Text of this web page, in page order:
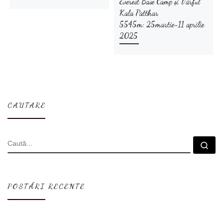
Kala Patthar
5545m: 25martie-11 aprilie
2025
CAUTARE
CĂUTARE
POSTĂRI RECENTE